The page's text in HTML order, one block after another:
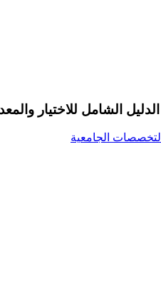
التخصصات الجامعية